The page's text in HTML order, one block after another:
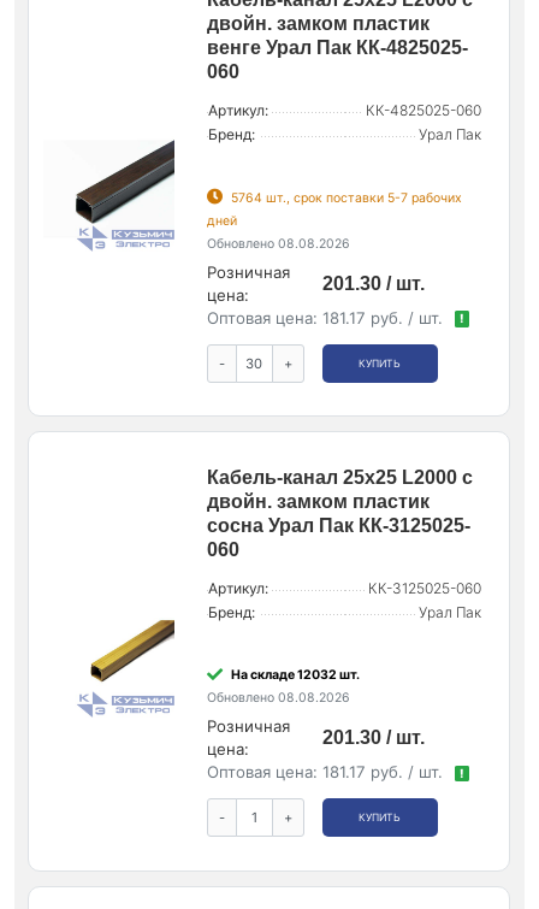
двойн. замком пластик
венге Урал Пак КК-4825025-
060
Артикул:
КК-4825025-060
Бренд:
Урал Пак
5764 шт., срок поставки 5-7 рабочих
дней
Обновлено 08.08.2026
Розничная
цена:
201.30 / шт.
Оптовая цена: 181.17 руб. / шт. !
- + КУПИТЬ
Кабель-канал 25х25 L2000 с
двойн. замком пластик
сосна Урал Пак КК-3125025-
060
Артикул:
КК-3125025-060
Бренд:
Урал Пак
На складе 12032 шт.
Обновлено 08.08.2026
Розничная
цена:
201.30 / шт.
Оптовая цена: 181.17 руб. / шт. !
- + КУПИТЬ